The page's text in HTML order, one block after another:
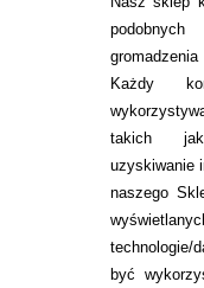
Każdy
takich jak
uzyskiwanie
naszego
technologie/
być
JAK